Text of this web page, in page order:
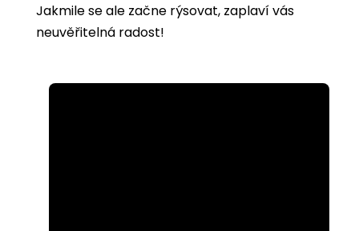
Jakmile se ale začne rýsovat, zaplaví vás
neuvěřitelná radost!